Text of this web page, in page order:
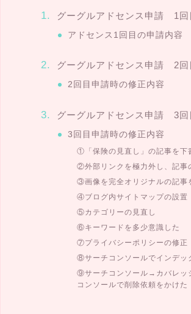
グーグルアドセンス申請 1
アドセンス1回目の申請内容
グーグルアドセンス申請 2回
2回目申請時の修正内容
グーグルアドセンス申請 3回
3回目申請時の修正内容
①「保険の見直し」の記事を下
②外部リンクを極力外し、記事
③画像を完全オリジナルの記事
④ブログ内サイトマップの設置
⑤カテゴリーの見直し
⑥キーワードを多少意識した
⑦プライバシーポリシーの修正
⑧サーチコンソールでインデッ
⑨サーチコンソール→カバレッ
コンソールで削除依頼をかけた